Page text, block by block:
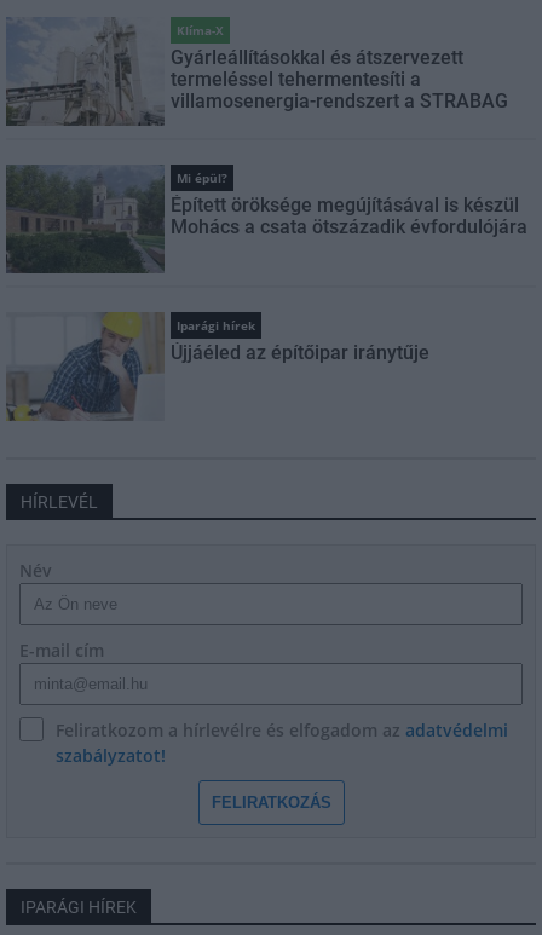
Klíma-X
Gyárleállításokkal és átszervezett
termeléssel tehermentesíti a
villamosenergia-rendszert a STRABAG
Mi épül?
Épített öröksége megújításával is készül
Mohács a csata ötszázadik évfordulójára
Iparági hírek
Újjáéled az építőipar iránytűje
HÍRLEVÉL
Név
E-mail cím
Feliratkozom a hírlevélre és elfogadom az adatvédelmi
szabályzatot!
FELIRATKOZÁS
IPARÁGI HÍREK